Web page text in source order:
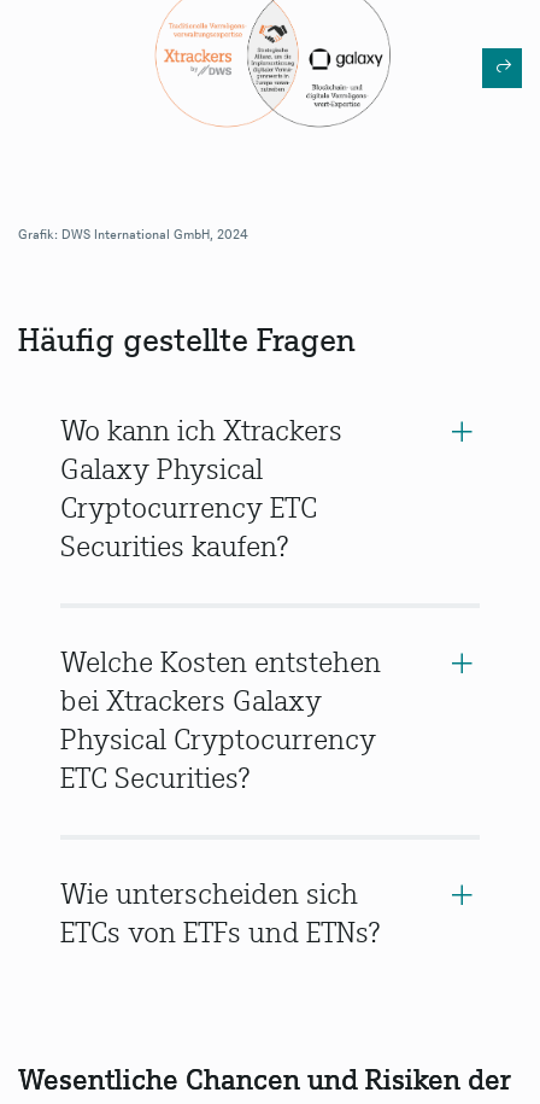
Grafik: DWS International GmbH, 2024
Häufig gestellte Fragen
Wo kann ich Xtrackers
Galaxy Physical
Cryptocurrency ETC
Securities kaufen?
Welche Kosten entstehen
bei Xtrackers Galaxy
Physical Cryptocurrency
ETC Securities?
Wie unterscheiden sich
ETCs von ETFs und ETNs?
Wesentliche Chancen und Risiken der